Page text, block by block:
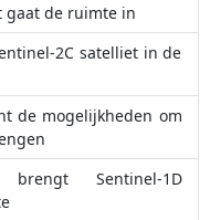
gaat de ruimte in
2C satelliet in de
de mogelijkheden om
Sentinel-1D